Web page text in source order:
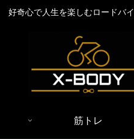
好奇心で人生を楽しむロードバ
筋トレ